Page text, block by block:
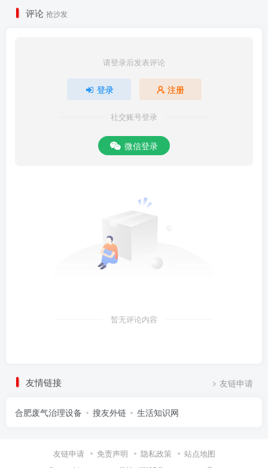
评论 抢沙发
请登录后发表评论
登录 注册
社交账号登录
微信登录
暂无评论内容
友情链接 友链申请
合肥废气治理设备 搜友外链 生活知识网
友链申请 免责声明 隐私政策 站点地图